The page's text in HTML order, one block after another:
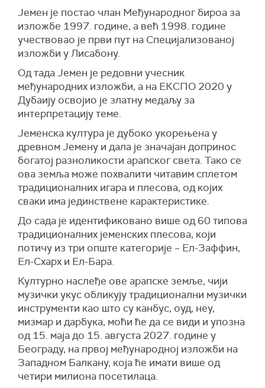
Јемен је постао члан Међународног бироа за
изложбе 1997. године, а већ 1998. године
учествовао је први пут на Специјализованој
изложби у Лисабону.
Од тада Јемен је редовни учесник
међународних изложби, а на ЕКСПО 2020 у
Дубаију освојио је златну медаљу за
интерпретацију теме.
Јеменска култура је дубоко укорењена у
древном Јемену и дала је значајан допринос
богатој разноликости арапског света. Тако се
ова земља може похвалити читавим сплетом
традиционалних игара и плесова, од којих
сваки има јединствене карактеристике.
До сада је идентификовано више од 60 типова
традиционалних јеменских плесова, који
потичу из три опште категорије – Ел-Заффин,
Ел-Схарх и Ел-Бара.
Културно наслеђе ове арапске земље, чији
музички укус обликују традиционални музички
инструменти као што су канбус, оуд, неy,
мизмар и дарбука, моћи ће да се види и упозна
од 15. маја до 15. августа 2027. године у
Београду, на првој међународној изложби на
Западном Балкану, која ће имати више од
четири милиона посетилаца.